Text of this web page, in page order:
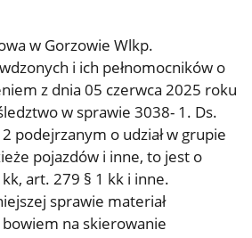
w Gorzowie Wlkp.
i ich pełnomocników o
z dnia 05 czerwca 2025 roku
w sprawie 3038- 1. Ds.
podejrzanym o udział w grupie
pojazdów i inne, to jest o
art. 279 § 1 kk i inne.
sprawie materiał
na skierowanie